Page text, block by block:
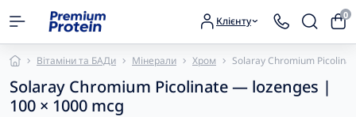
Клієнту 0
Вітаміни та БАДи Мінерали Хром Solaray Chromium
Solaray Chromium Picolinate — lozenges |
100 × 1000 mcg